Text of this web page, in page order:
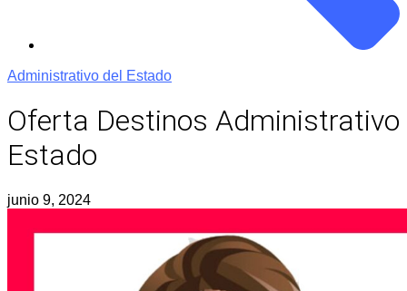
Administrativo del Estado
Oferta Destinos Administrativo
Estado
junio 9, 2024